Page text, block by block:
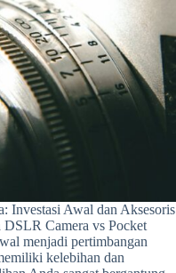
Investasi Awal dan Aksesoris
DSLR Camera vs Pocket
menjadi pertimbangan
kelebihan dan